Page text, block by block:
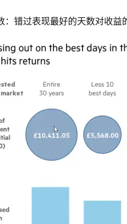
：错过表现最好的天数对收益